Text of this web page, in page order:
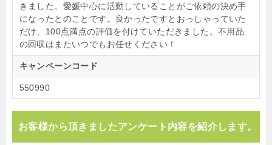
きました。愛媛中心に活動していることがご依頼の決め手
になったとのことです。良かったですとおっしゃっていた
だけ、100点満点の評価を付けていただきました。不用品
の回収はまたいつでもお任せください！
キャンペーンコード
550990
お客様から頂きましたアンケート内容を紹介します。